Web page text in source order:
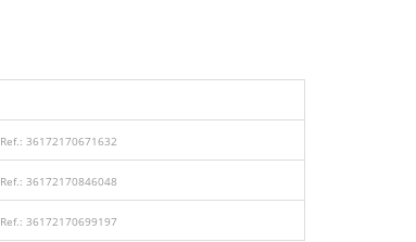
Ref.: 36172170671632
Ref.: 36172170846048
Ref.: 36172170699197